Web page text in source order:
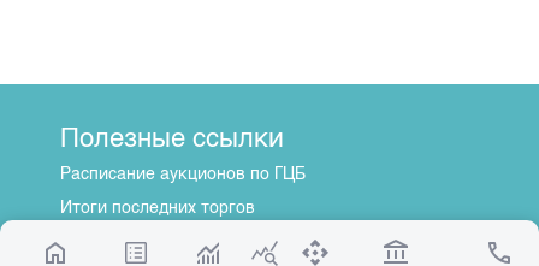
Полезные ссылки
Расписание аукционов по ГЦБ
Итоги последних торгов
Котировки по ЦБ